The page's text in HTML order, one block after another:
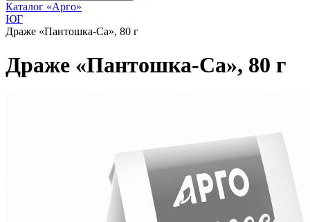
Каталог «Арго»
ЮГ
Драже «Пантошка-Ca», 80 г
Драже «Пантошка-Ca», 80 г